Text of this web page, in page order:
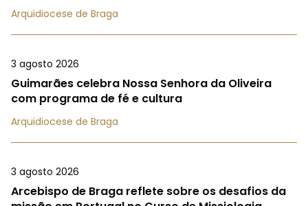
Arquidiocese de Braga
3 agosto 2026
Guimarães celebra Nossa Senhora da Oliveira
com programa de fé e cultura
Arquidiocese de Braga
3 agosto 2026
Arcebispo de Braga reflete sobre os desafios da